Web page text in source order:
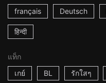
français Deutsch
हिन्दी
แท็ก
เกย์
BL รักใสๆ